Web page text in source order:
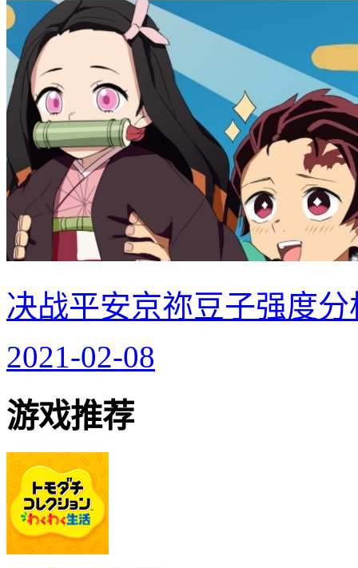
决战平安京祢豆子强度
2021-02-08
游戏推荐